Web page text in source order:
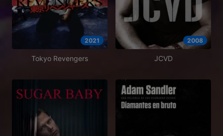
2021
Tokyo Revengers
2008
JCVD